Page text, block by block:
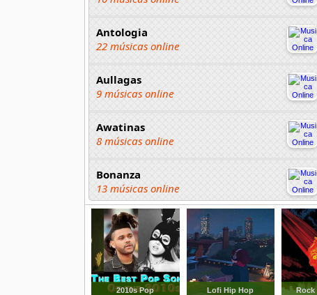
Antologia
22 músicas online
Aullagas
9 músicas online
Awatinas
8 músicas online
Bonanza
13 músicas online
Chayac
4 músicas online
Chopas
18 músicas online
2010s Pop Lofi Hip Hop Rock